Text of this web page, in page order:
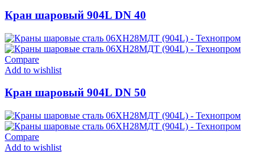
Кран шаровый 904L DN 40
Compare
Add to wishlist
Кран шаровый 904L DN 50
Compare
Add to wishlist